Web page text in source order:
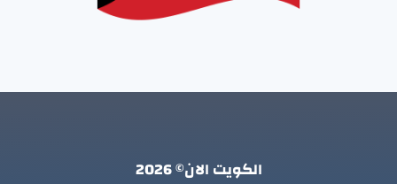
الكويت الان© 2026